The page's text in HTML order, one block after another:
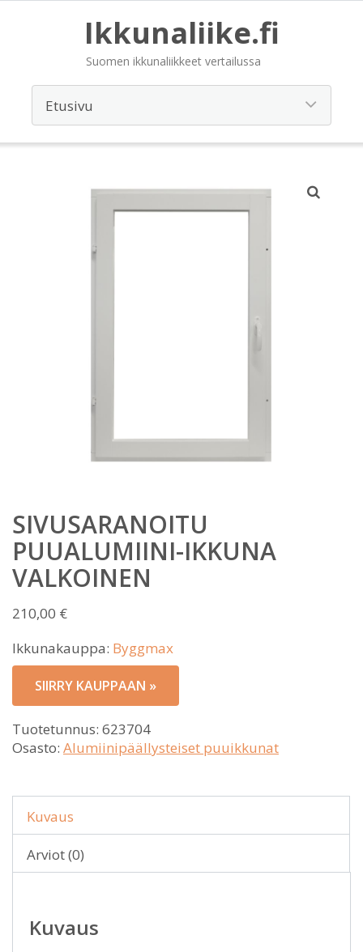
Ikkunaliike.fi
Suomen ikkunaliikkeet vertailussa
SIVUSARANOITU
PUUALUMIINI-IKKUNA
VALKOINEN
210,00 €
Ikkunakauppa: Byggmax
SIIRRY KAUPPAAN »
Tuotetunnus: 623704
Osasto: Alumiinipäällysteiset puuikkunat
Kuvaus
Arviot (0)
Kuvaus